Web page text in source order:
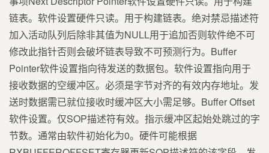
链表。软件设置硬件只读。用于构建链表。绝对禁忌描述符
加入活动队列后除非其值为NULL用于追加否则软件绝不可
修改此指针否则会破坏链表导致不可预测行为。Buffer
Pointer软件设置指向待发送的数据包。软件设置指向用于
接收数据的空缓冲区。必须是字节对齐的有效内存地址。发
送时数据需已就位接收时缓冲区大小需足够。Buffer Offset
软件设置。仅SOP描述符有效。指示缓冲区起始处跳过的字
节数。通常由软件初始化为0。硬件可能根据